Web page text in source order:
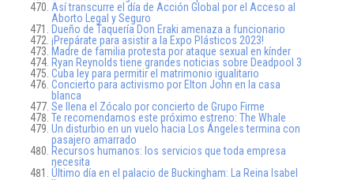
Así transcurre el día de Acción Global por el Acceso al
Aborto Legal y Seguro
Dueño de Taquería Don Eraki amenaza a funcionario
¡Prepárate para asistir a la Expo Plásticos 2023!
Madre de familia protesta por ataque sexual en kínder
Ryan Reynolds tiene grandes noticias sobre Deadpool 3
Cuba ley para permitir el matrimonio igualitario
Concierto para activismo por Elton John en la casa
blanca
Se llena el Zócalo por concierto de Grupo Firme
Te recomendamos este próximo estreno: The Whale
Un disturbio en un vuelo hacia Los Ángeles termina con
pasajero amarrado
Recursos humanos: los servicios que toda empresa
necesita
Último día en el palacio de Buckingham: La Reina Isabel